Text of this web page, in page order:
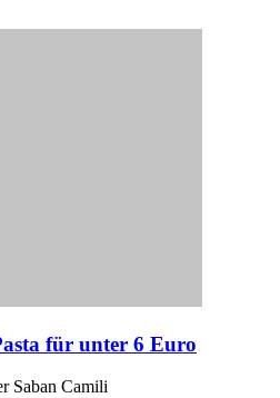
für unter 6 Euro
Saban Camili